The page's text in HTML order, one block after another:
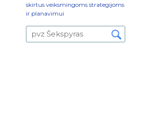
skirtus veiksmingoms strategijoms
ir planavimui